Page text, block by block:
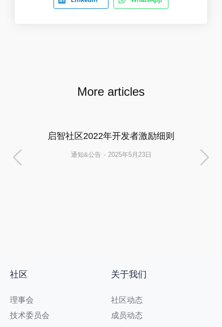
More articles
启智社区2022年开发者激励细则
通知&公告 2025年5月23日
社区
理事会
技术委员会
关于我们
社区动态
成员动态